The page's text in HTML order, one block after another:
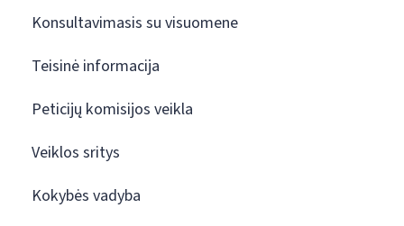
Konsultavimasis su visuomene
Teisinė informacija
Peticijų komisijos veikla
Veiklos sritys
Kokybės vadyba